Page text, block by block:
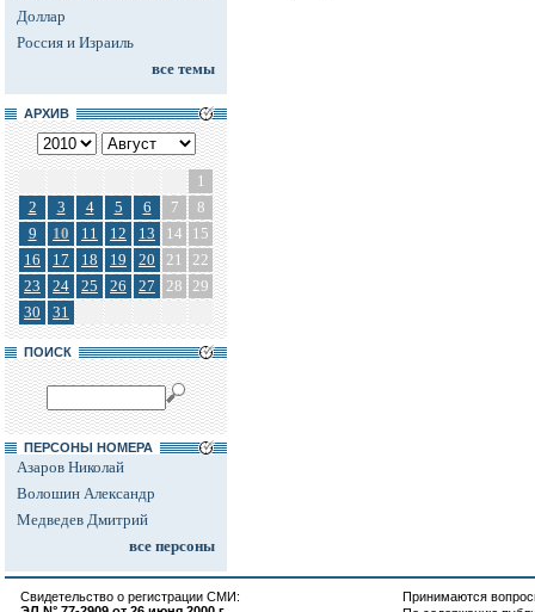
Доллар
Россия и Израиль
все темы
АРХИВ
1
2
3 4 5 6 7
8
9
10 11 12 13 14
15
16
17 18 19 20 21
22
23
24 25 26 27 28 29
30
31
ПОИСК
ПЕРСОНЫ НОМЕРА
Азаров Николай
Волошин Александр
Медведев Дмитрий
все персоны
Свидетельство о регистрации СМИ:
Принимаются